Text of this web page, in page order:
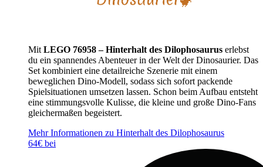
Mit LEGO 76958 – Hinterhalt des Dilophosaurus erlebst
du ein spannendes Abenteuer in der Welt der Dinosaurier. Das
Set kombiniert eine detailreiche Szenerie mit einem
beweglichen Dino-Modell, sodass sich sofort packende
Spielsituationen umsetzen lassen. Schon beim Aufbau entsteht
eine stimmungsvolle Kulisse, die kleine und große Dino-Fans
gleichermaßen begeistert.
Mehr Informationen zu Hinterhalt des Dilophosaurus
64€ bei